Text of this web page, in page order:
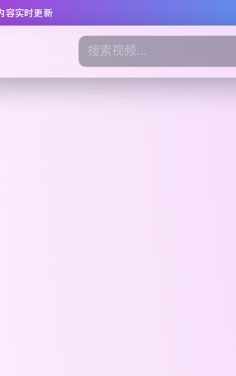
容实时更新